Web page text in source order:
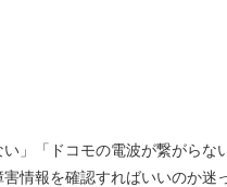
」「ドコモの電波が繋がらな
情報を確認すればいいのか迷